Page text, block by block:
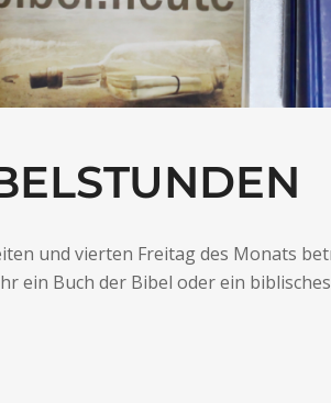
und vierten Freitag des Monats
ein Buch der Bibel oder ein